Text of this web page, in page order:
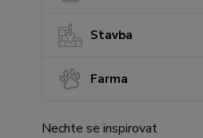
Stavba
Farma
Nechte se inspirovat